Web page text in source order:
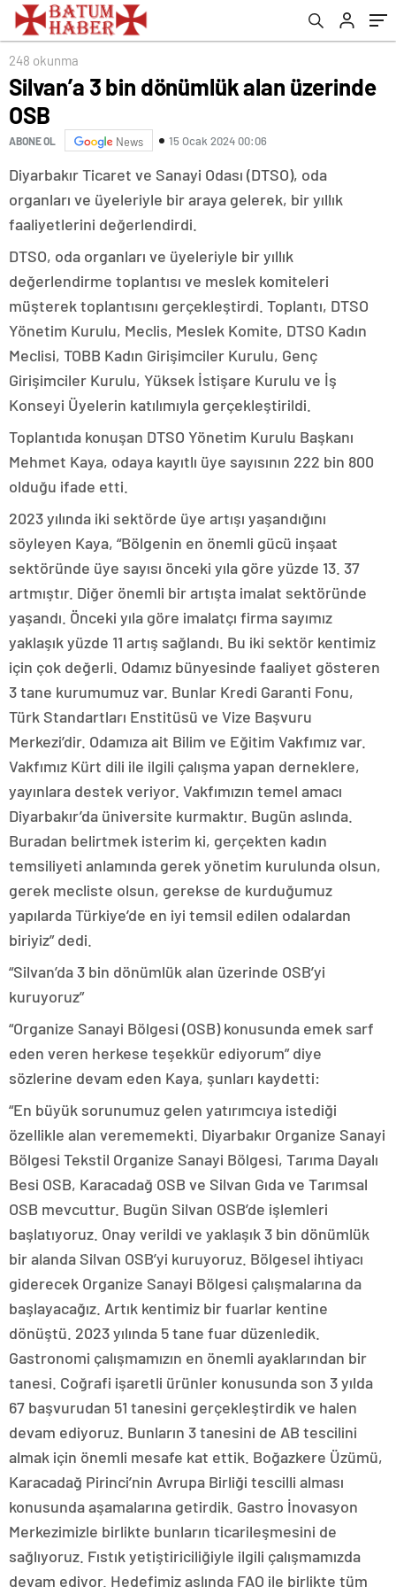
248 okunma
Silvan’a 3 bin dönümlük alan üzerinde
OSB
ABONE OL News 15 Ocak 2024 00:06
Diyarbakır Ticaret ve Sanayi Odası (DTSO), oda
organları ve üyeleriyle bir araya gelerek, bir yıllık
faaliyetlerini değerlendirdi.
DTSO, oda organları ve üyeleriyle bir yıllık
değerlendirme toplantısı ve meslek komiteleri
müşterek toplantısını gerçekleştirdi. Toplantı, DTSO
Yönetim Kurulu, Meclis, Meslek Komite, DTSO Kadın
Meclisi, TOBB Kadın Girişimciler Kurulu, Genç
Girişimciler Kurulu, Yüksek İstişare Kurulu ve İş
Konseyi Üyelerin katılımıyla gerçekleştirildi.
Toplantıda konuşan DTSO Yönetim Kurulu Başkanı
Mehmet Kaya, odaya kayıtlı üye sayısının 222 bin 800
olduğu ifade etti.
2023 yılında iki sektörde üye artışı yaşandığını
söyleyen Kaya, “Bölgenin en önemli gücü inşaat
sektöründe üye sayısı önceki yıla göre yüzde 13. 37
artmıştır. Diğer önemli bir artışta imalat sektöründe
yaşandı. Önceki yıla göre imalatçı firma sayımız
yaklaşık yüzde 11 artış sağlandı. Bu iki sektör kentimiz
için çok değerli. Odamız bünyesinde faaliyet gösteren
3 tane kurumumuz var. Bunlar Kredi Garanti Fonu,
Türk Standartları Enstitüsü ve Vize Başvuru
Merkezi’dir. Odamıza ait Bilim ve Eğitim Vakfımız var.
Vakfımız Kürt dili ile ilgili çalışma yapan derneklere,
yayınlara destek veriyor. Vakfımızın temel amacı
Diyarbakır’da üniversite kurmaktır. Bugün aslında.
Buradan belirtmek isterim ki, gerçekten kadın
temsiliyeti anlamında gerek yönetim kurulunda olsun,
gerek mecliste olsun, gerekse de kurduğumuz
yapılarda Türkiye’de en iyi temsil edilen odalardan
biriyiz” dedi.
“Silvan’da 3 bin dönümlük alan üzerinde OSB’yi
kuruyoruz”
“Organize Sanayi Bölgesi (OSB) konusunda emek sarf
eden veren herkese teşekkür ediyorum” diye
sözlerine devam eden Kaya, şunları kaydetti:
“En büyük sorunumuz gelen yatırımcıya istediği
özellikle alan verememekti. Diyarbakır Organize Sanayi
Bölgesi Tekstil Organize Sanayi Bölgesi, Tarıma Dayalı
Besi OSB, Karacadağ OSB ve Silvan Gıda ve Tarımsal
OSB mevcuttur. Bugün Silvan OSB’de işlemleri
başlatıyoruz. Onay verildi ve yaklaşık 3 bin dönümlük
bir alanda Silvan OSB’yi kuruyoruz. Bölgesel ihtiyacı
giderecek Organize Sanayi Bölgesi çalışmalarına da
başlayacağız. Artık kentimiz bir fuarlar kentine
dönüştü. 2023 yılında 5 tane fuar düzenledik.
Gastronomi çalışmamızın en önemli ayaklarından bir
tanesi. Coğrafi işaretli ürünler konusunda son 3 yılda
67 başvurudan 51 tanesini gerçekleştirdik ve halen
devam ediyoruz. Bunların 3 tanesini de AB tescilini
almak için önemli mesafe kat ettik. Boğazkere Üzümü,
Karacadağ Pirinci’nin Avrupa Birliği tescilli alması
konusunda aşamalarına getirdik. Gastro İnovasyon
Merkezimizle birlikte bunların ticarileşmesini de
sağlıyoruz. Fıstık yetiştiriciliğiyle ilgili çalışmamızda
devam ediyor. Hedefimiz aslında FAO ile birlikte tüm